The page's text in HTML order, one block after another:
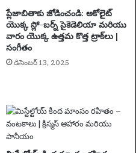
ప్లేజాబితాకు జోడించండి: అకోలైట్
యొక్క స్లో-బర్న్ సైకెడెలియా మరియు
వారం యొక్క ఉత్తమ కొత్త ట్రాక్‌లు |
సంగీతం
డిసెంబర్ 13, 2025